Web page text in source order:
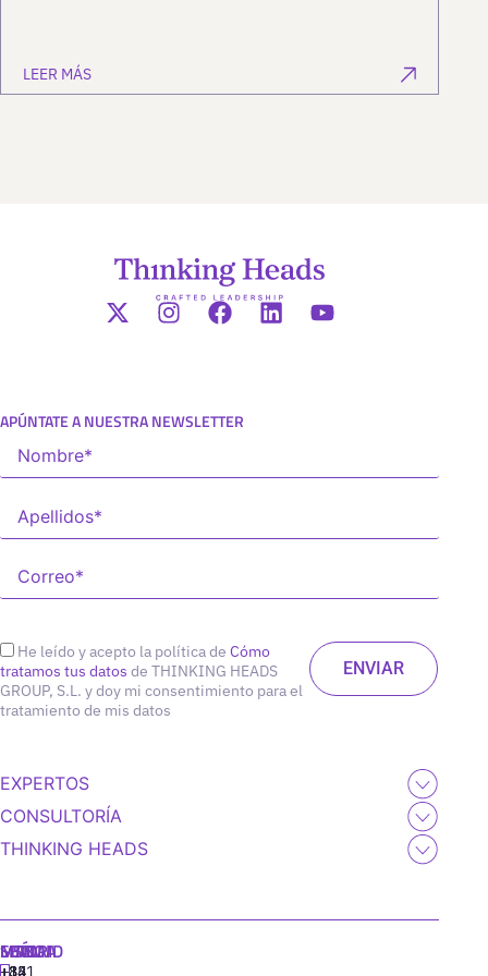
LEER MÁS
APÚNTATE A NUESTRA NEWSLETTER
He leído y acepto la política de Cómo
tratamos tus datos de THINKING HEADS
GROUP, S.L. y doy mi consentimiento para el
tratamiento de mis datos
EXPERTOS
CONSULTORÍA
THINKING HEADS
MADRID
+34
MIAMI
+1
SEÚL
+82
LISBOA
‪+351